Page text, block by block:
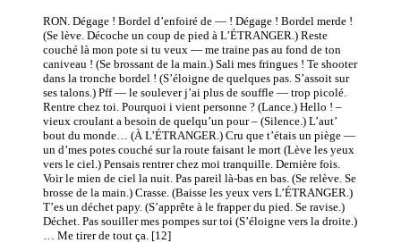
RON. Dégage ! Bordel d’enfoiré de — ! Dégage ! Bordel merde !
(Se lève. Décoche un coup de pied à L’ÉTRANGER.) Reste
couché là mon pote si tu veux — me traine pas au fond de ton
caniveau ! (Se brossant de la main.) Sali mes fringues ! Te shooter
dans la tronche bordel ! (S’éloigne de quelques pas. S’assoit sur
ses talons.) Pff — le soulever j’ai plus de souffle — trop picolé.
Rentre chez toi. Pourquoi i vient personne ? (Lance.) Hello ! –
vieux croulant a besoin de quelqu’un pour – (Silence.) L’aut’
bout du monde… (À L’ÉTRANGER.) Cru que t’étais un piège —
un d’mes potes couché sur la route faisant le mort (Lève les yeux
vers le ciel.) Pensais rentrer chez moi tranquille. Dernière fois.
Voir le mien de ciel la nuit. Pas pareil là-bas en bas. (Se relève. Se
brosse de la main.) Crasse. (Baisse les yeux vers L’ÉTRANGER.)
T’es un déchet papy. (S’apprête à le frapper du pied. Se ravise.)
Déchet. Pas souiller mes pompes sur toi (S’éloigne vers la droite.)
… Me tirer de tout ça. [12]